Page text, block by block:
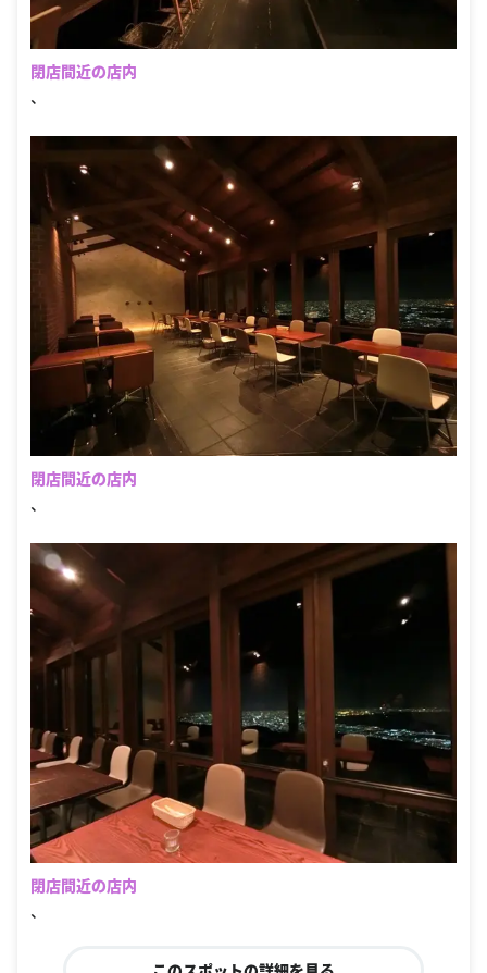
閉店間近の店内
、
閉店間近の店内
、
閉店間近の店内
、